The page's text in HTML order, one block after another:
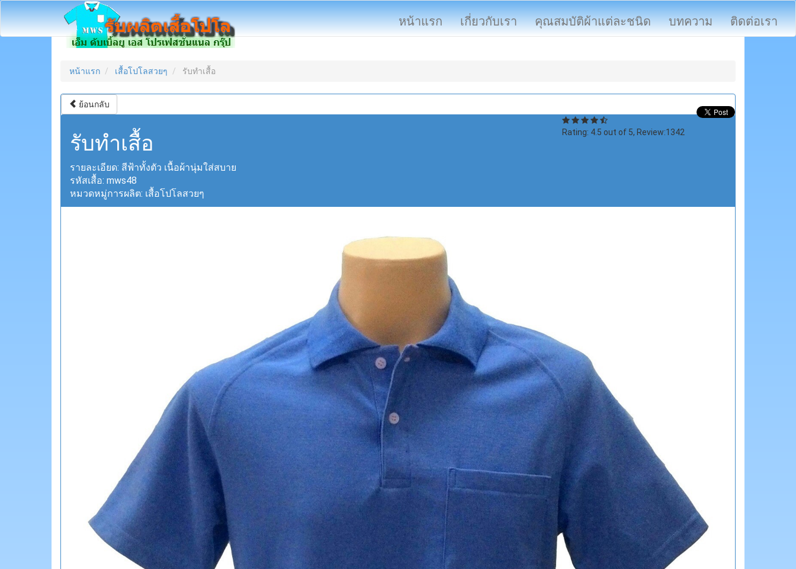
หน้าแรก เกี่ยวกับเรา คุณสมบัติผ้าแต่ละชนิด บทความ ติดต่อเรา
หน้าแรก เสื้อโปโลสวยๆ รับทำเสื้อ
ย้อนกลับ
Rating: 4.5 out of 5, Review:1342
รับทำเสื้อ
รายละเอียด: สีฟ้าทั้งตัว เนื้อผ้านุ่มใส่สบาย
รหัสเสื้อ: mws48
หมวดหมู่การผลิต: เสื้อโปโลสวยๆ